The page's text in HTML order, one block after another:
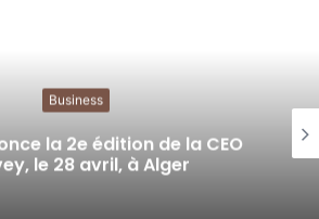
de notre
Top Employer reflète les
que nous avons
Business
la 2e édition de la CEO
le 28 avril, à Alger